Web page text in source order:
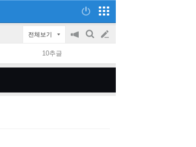
전체보기
공
on/off
검
글
쓰
10추글